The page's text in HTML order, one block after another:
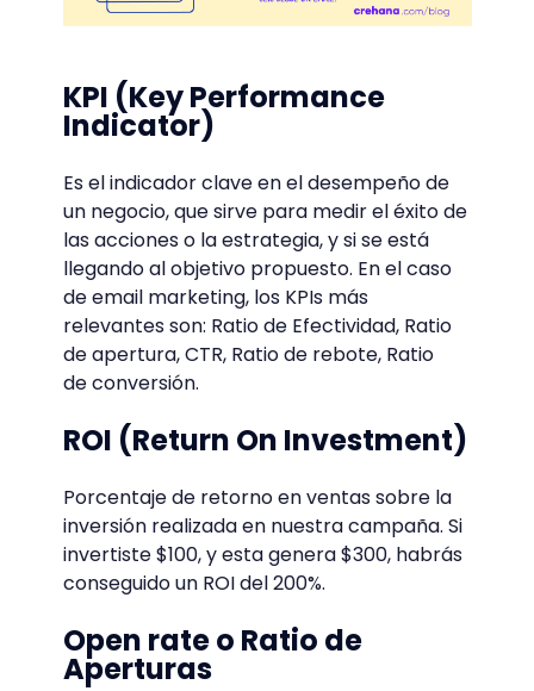
KPI (Key Performance
Indicator)
Es el indicador clave en el desempeño de
un negocio, que sirve para medir el éxito de
las acciones o la estrategia, y si se está
llegando al objetivo propuesto. En el caso
de email marketing, los KPIs más
relevantes son: Ratio de Efectividad, Ratio
de apertura, CTR, Ratio de rebote, Ratio
de conversión.
ROI (Return On Investment)
Porcentaje de retorno en ventas sobre la
inversión realizada en nuestra campaña. Si
invertiste $100, y esta genera $300, habrás
conseguido un ROI del 200%.
Open rate o Ratio de
Aperturas